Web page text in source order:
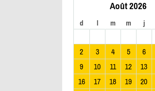
Août 2026
d l m m j
2
3 4 5 6
9
10 11 12 13
16
17 18 19 20